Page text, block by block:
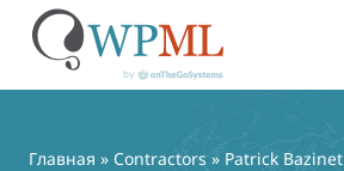
содержимому
Главная » Contractors » Patrick Bazinet